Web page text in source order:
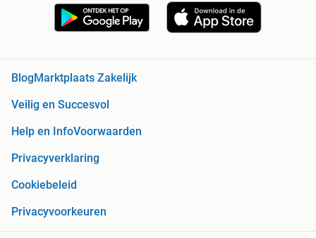
BlogMarktplaats Zakelijk
Veilig en Succesvol
Help en InfoVoorwaarden
Privacyverklaring
Cookiebeleid
Privacyvoorkeuren